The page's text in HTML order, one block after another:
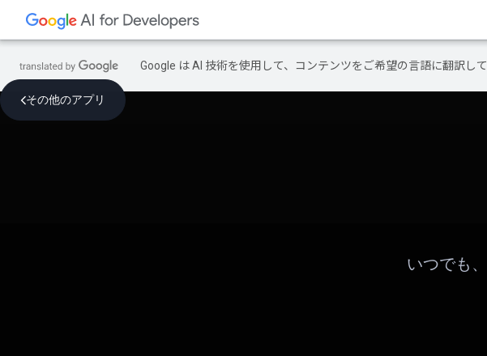
Google は AI 技術を使用して、コンテンツをご希望の言語に翻訳し
その他のアプリ
いつでも